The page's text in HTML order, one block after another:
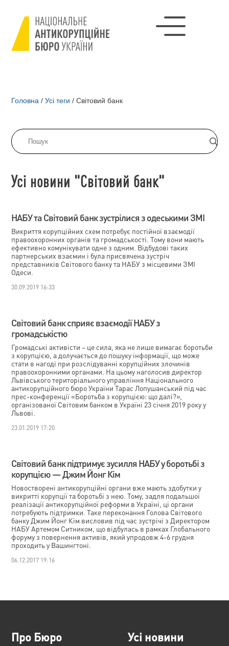
Головна / Усі теги / Світовий банк
Усі новини "Світовий банк"
НАБУ та Світовий банк зустрілися з одеськими ЗМІ
Викриття корупційних схем потребує постійної взаємодії
правоохоронних органів та громадськості. Тому вони мають
ефективно комунікувати одне з одним. Відбудові таких
партнерських взаємин і була присвячена зустріч
представників Світового банку та НАБУ з місцевими ЗМІ
Одеси.
30.09.2019 16:33
Світовий банк сприяє взаємодії НАБУ з
громадськістю
Громадські активісти – це сила, яка не лише вимагає боротьби
з корупцією, а долучається до пошуку інформації, що може
стати в нагоді при розслідуванні корупційних злочинів
правоохоронними органами. На цьому наголосив директор
Львівського територіального управління Національного
антикорупційного бюро України Тарас Лопушанський під час
прес-конференції «Боротьба з корупцією: що далі?»,
організованої Світовим банком в Україні 23 січня 2019 року у
Львові.
23.01.2019 17:20
Світовий банк підтримує зусилля НАБУ у боротьбі з
корупцією — Джим Йонг Кім
Новостворені антикорупційні органи вже мають здобутки у
викритті корупції та боротьбі з нею. Тому, задля подальшої
реалізації антикорупційної реформи в Україні, ці органи
потребують підтримки. Таке переконання Голова Світового
банку Джим Йонг Кім висловив під час зустрічі з Директором
НАБУ Артемом Ситником, що відбулась в рамках Глобального
форуму з повернення активів, який упродовж 4-6 грудня
проходить у Вашингтоні.
06.12.2017 19:16
Про Бюро Усі новини